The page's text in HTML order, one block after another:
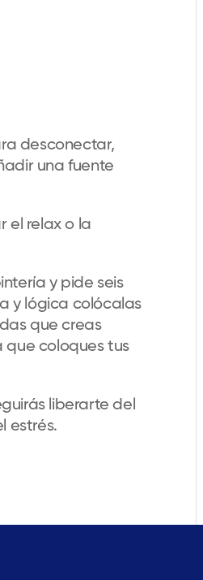
desconectar,
una fuente
el relax o la
y pide seis
y lógica colócalas
que creas
que coloques tus
liberarte del
estrés.